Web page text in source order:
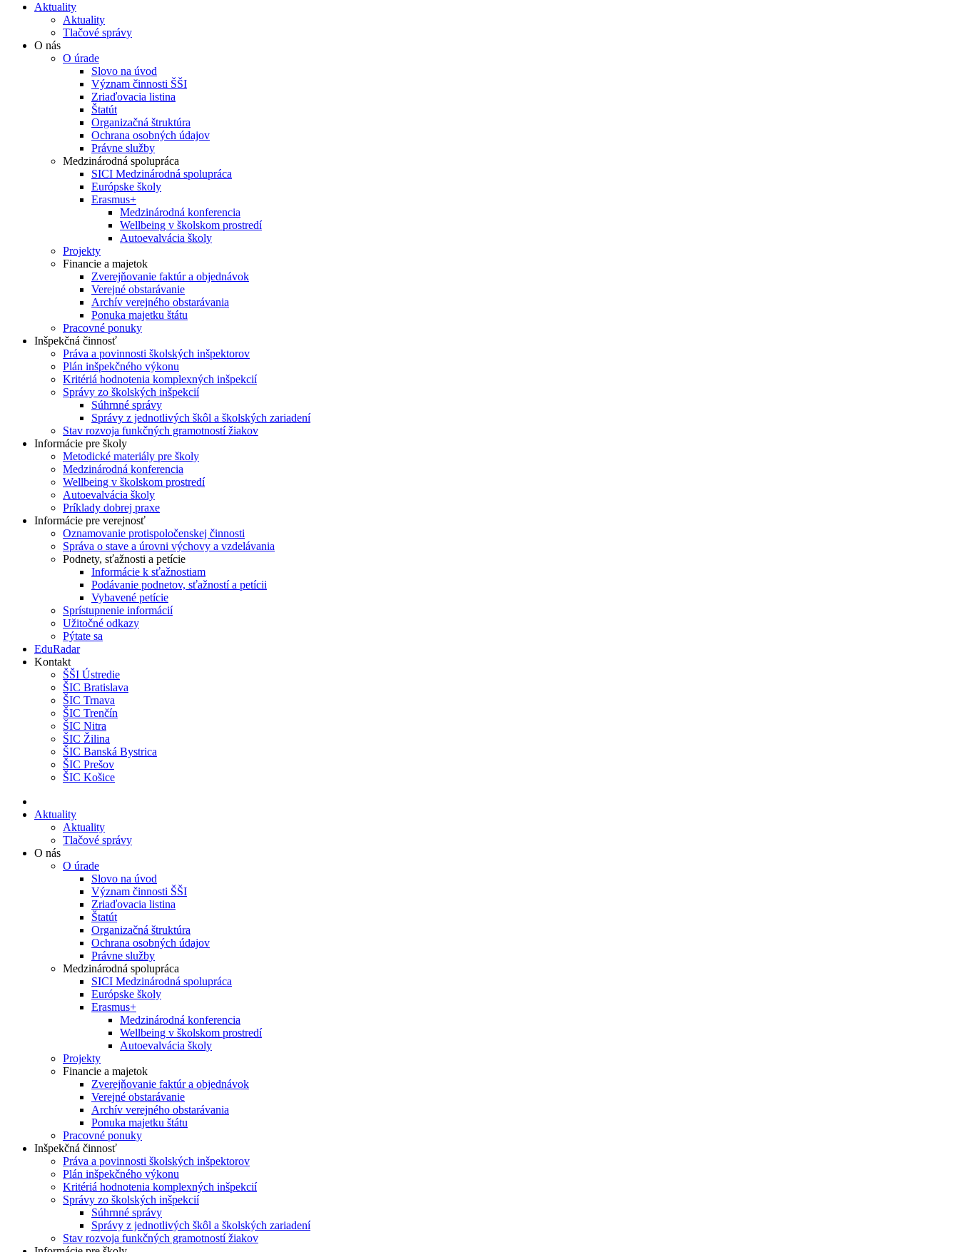
Aktuality
Aktuality
Tlačové správy
O nás
O úrade
Slovo na úvod
Význam činnosti ŠŠI
Zriaďovacia listina
Štatút
Organizačná štruktúra
Ochrana osobných údajov
Právne služby
Medzinárodná spolupráca
SICI Medzinárodná spolupráca
Európske školy
Erasmus+
Medzinárodná konferencia
Wellbeing v školskom prostredí
Autoevalvácia školy
Projekty
Financie a majetok
Zverejňovanie faktúr a objednávok
Verejné obstarávanie
Archív verejného obstarávania
Ponuka majetku štátu
Pracovné ponuky
Inšpekčná činnosť
Práva a povinnosti školských inšpektorov
Plán inšpekčného výkonu
Kritériá hodnotenia komplexných inšpekcií
Správy zo školských inšpekcií
Súhrnné správy
Správy z jednotlivých škôl a školských zariadení
Stav rozvoja funkčných gramotností žiakov
Informácie pre školy
Metodické materiály pre školy
Medzinárodná konferencia
Wellbeing v školskom prostredí
Autoevalvácia školy
Príklady dobrej praxe
Informácie pre verejnosť
Oznamovanie protispoločenskej činnosti
Správa o stave a úrovni výchovy a vzdelávania
Podnety, sťažnosti a petície
Informácie k sťažnostiam
Podávanie podnetov, sťažností a petícii
Vybavené petície
Sprístupnenie informácií
Užitočné odkazy
Pýtate sa
EduRadar
Kontakt
ŠŠI Ústredie
ŠIC Bratislava
ŠIC Trnava
ŠIC Trenčín
ŠIC Nitra
ŠIC Žilina
ŠIC Banská Bystrica
ŠIC Prešov
ŠIC Košice
Aktuality
Aktuality
Tlačové správy
O nás
O úrade
Slovo na úvod
Význam činnosti ŠŠI
Zriaďovacia listina
Štatút
Organizačná štruktúra
Ochrana osobných údajov
Právne služby
Medzinárodná spolupráca
SICI Medzinárodná spolupráca
Európske školy
Erasmus+
Medzinárodná konferencia
Wellbeing v školskom prostredí
Autoevalvácia školy
Projekty
Financie a majetok
Zverejňovanie faktúr a objednávok
Verejné obstarávanie
Archív verejného obstarávania
Ponuka majetku štátu
Pracovné ponuky
Inšpekčná činnosť
Práva a povinnosti školských inšpektorov
Plán inšpekčného výkonu
Kritériá hodnotenia komplexných inšpekcií
Správy zo školských inšpekcií
Súhrnné správy
Správy z jednotlivých škôl a školských zariadení
Stav rozvoja funkčných gramotností žiakov